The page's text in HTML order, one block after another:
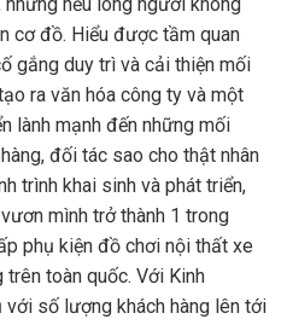
cơ đồ. Hiểu được tầm quan
gắng duy trì và cải thiện mối
ra văn hóa công ty và một
lành mạnh đến những mối
đối tác sao cho thật nhân
trình khai sinh và phát triển,
mình trở thành 1 trong
phụ kiện đồ chơi nội thất xe
trên toàn quốc. Với Kinh
với số lượng khách hàng lên tới